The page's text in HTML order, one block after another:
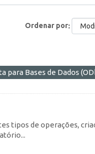
Ordenar por
para Bases de Dados
tipos de operações,